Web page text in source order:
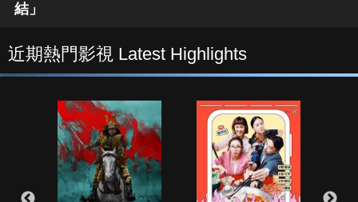
結」
近期熱門影視 Latest Highlights